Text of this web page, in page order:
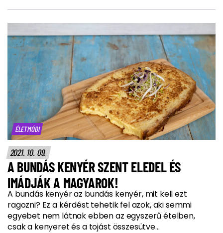
ÉLETMÓDI
2021. 10. 09.
A BUNDÁS KENYÉR SZENT ELEDEL ÉS
IMÁDJÁK A MAGYAROK!
A bundás kenyér az bundás kenyér, mit kell ezt
ragozni? Ez a kérdést tehetik fel azok, aki semmi
egyebet nem látnak ebben az egyszerű ételben,
csak a kenyeret és a tojást összesütve…